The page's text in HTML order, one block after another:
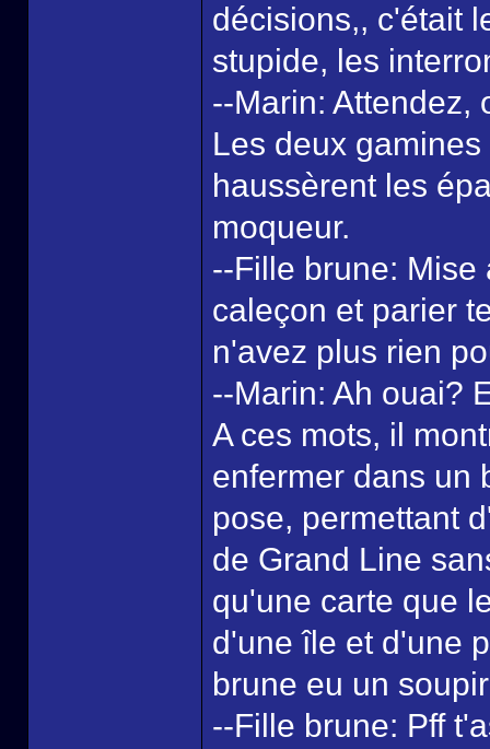
décisions,, c'était
stupide, les
--Marin: Attendez,
Les deux
haussèrent les
moqueur.
--Fille brune: Mise
caleçon et parier
n'avez plus rien
--Marin: Ah ouai?
A ces mots, il
enfermer dans un
pose, permettant
de Grand Line
qu'une carte que
d'une île et d'une
brune eu un
--Fille brune: Pff